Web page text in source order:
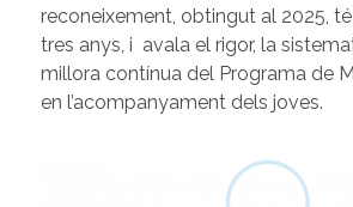
reconeixement, obtingut al 2025,
tres anys, i avala el rigor, la
millora contínua del Programa de
en l’acompanyament dels joves.